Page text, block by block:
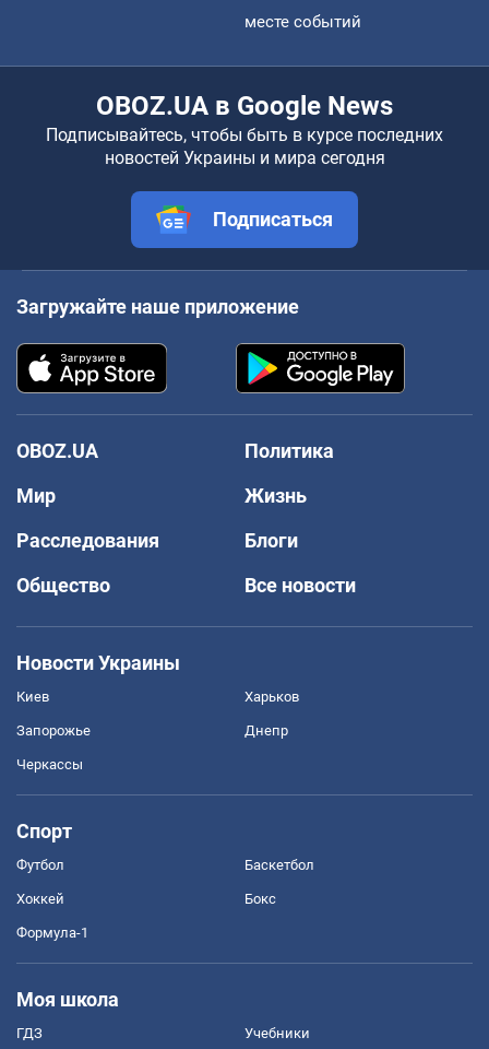
месте событий
OBOZ.UA в Google News
Подписывайтесь, чтобы быть в курсе последних
новостей Украины и мира сегодня
Подписаться
Загружайте наше приложение
OBOZ.UA
Политика
Мир
Жизнь
Расследования
Блоги
Общество
Все новости
Новости Украины
Киев Харьков
Запорожье Днепр
Черкассы
Спорт
Футбол Баскетбол
Хоккей Бокс
Формула-1
Моя школа
ГДЗ Учебники